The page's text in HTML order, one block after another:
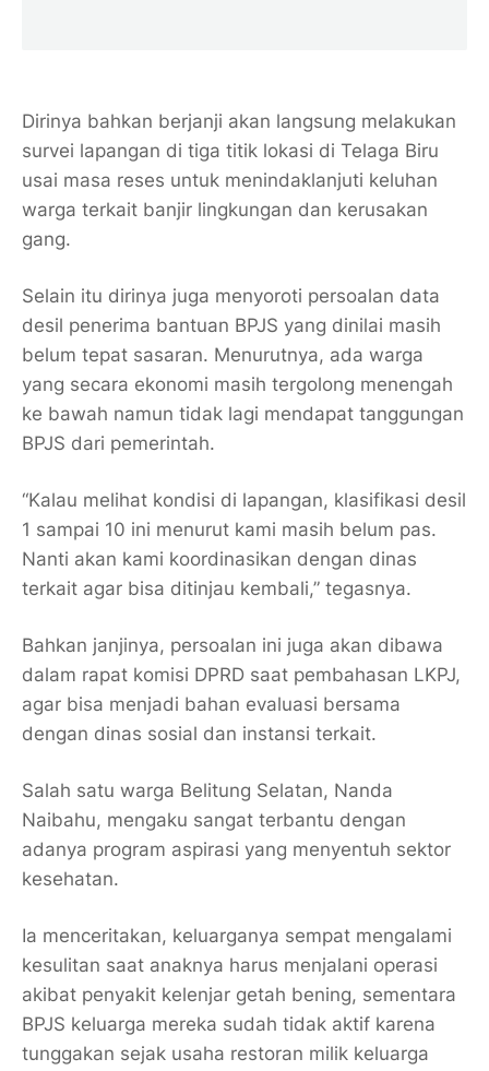
Dirinya bahkan berjanji akan langsung melakukan
survei lapangan di tiga titik lokasi di Telaga Biru
usai masa reses untuk menindaklanjuti keluhan
warga terkait banjir lingkungan dan kerusakan
gang.
Selain itu dirinya juga menyoroti persoalan data
desil penerima bantuan BPJS yang dinilai masih
belum tepat sasaran. Menurutnya, ada warga
yang secara ekonomi masih tergolong menengah
ke bawah namun tidak lagi mendapat tanggungan
BPJS dari pemerintah.
“Kalau melihat kondisi di lapangan, klasifikasi desil
1 sampai 10 ini menurut kami masih belum pas.
Nanti akan kami koordinasikan dengan dinas
terkait agar bisa ditinjau kembali,” tegasnya.
Bahkan janjinya, persoalan ini juga akan dibawa
dalam rapat komisi DPRD saat pembahasan LKPJ,
agar bisa menjadi bahan evaluasi bersama
dengan dinas sosial dan instansi terkait.
Salah satu warga Belitung Selatan, Nanda
Naibahu, mengaku sangat terbantu dengan
adanya program aspirasi yang menyentuh sektor
kesehatan.
Ia menceritakan, keluarganya sempat mengalami
kesulitan saat anaknya harus menjalani operasi
akibat penyakit kelenjar getah bening, sementara
BPJS keluarga mereka sudah tidak aktif karena
tunggakan sejak usaha restoran milik keluarga